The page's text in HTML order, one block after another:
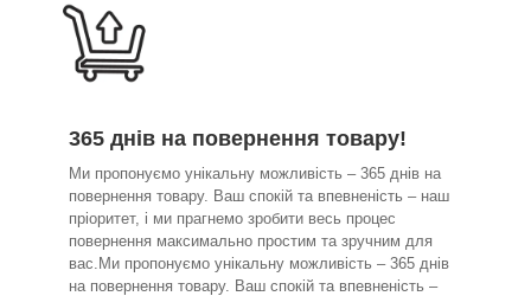
365 днів на повернення товару!
Ми пропонуємо унікальну можливість – 365 днів на
повернення товару. Ваш спокій та впевненість – наш
пріоритет, і ми прагнемо зробити весь процес
повернення максимально простим та зручним для
вас.Ми пропонуємо унікальну можливість – 365 днів
на повернення товару. Ваш спокій та впевненість –